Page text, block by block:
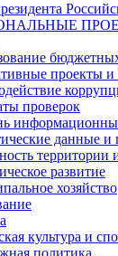
проекты
проверок
данные и
территории
развитие
хозяйство
культура и